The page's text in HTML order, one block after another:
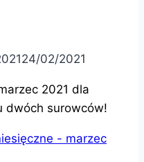
24/02/2021
2021 dla
dwóch surowców!